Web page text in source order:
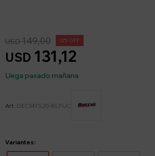
USD 131,12
USD149,00 12
Llega pasado mañana
DECMYS20-BLFUC
Variantes: